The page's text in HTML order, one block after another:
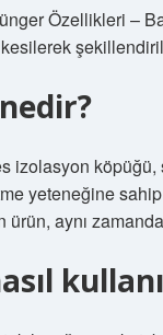
Özellikleri –
izolasyon köpüğü,
yeteneğine
ürün, aynı